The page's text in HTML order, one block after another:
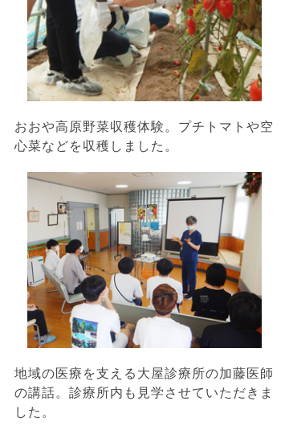
おおや高原野菜収穫体験。プチトマトや空
心菜などを収穫しました。
地域の医療を支える大屋診療所の加藤医師
の講話。診療所内も見学させていただきま
した。